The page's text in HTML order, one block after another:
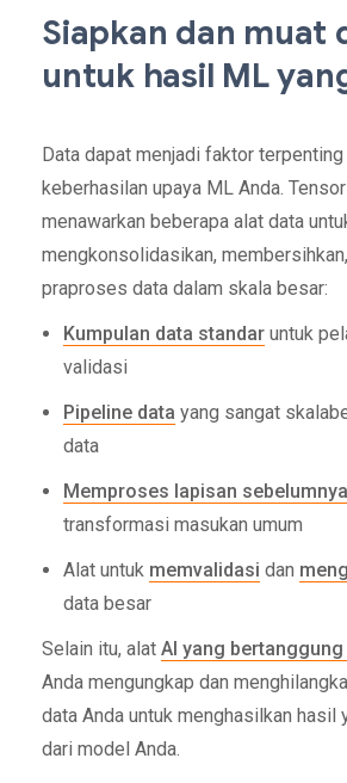
Siapkan dan muat
untuk hasil ML
Data dapat menjadi faktor terpenting
keberhasilan upaya ML Anda.
menawarkan beberapa alat data
mengkonsolidasikan,
praproses data dalam skala besar:
Kumpulan data standar untuk
validasi
Pipeline data yang sangat
data
Memproses lapisan sebelumnya
transformasi masukan umum
Alat untuk memvalidasi dan
data besar
Selain itu, alat AI yang bertanggung
Anda mengungkap dan
data Anda untuk menghasilkan hasil
dari model Anda.